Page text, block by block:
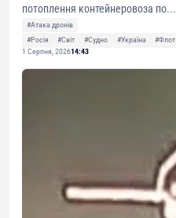
потоплення контейнеровоза по...
#Атака дронів
#Росія
#Світ #Судно #Україна #Флот
1 Серпня, 202614:43